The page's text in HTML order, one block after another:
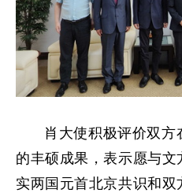
肖大使积极评价双
的丰硕成果，表示愿与
实两国元首北京共识和